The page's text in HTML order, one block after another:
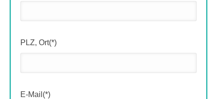
PLZ, Ort(*)
E-Mail(*)